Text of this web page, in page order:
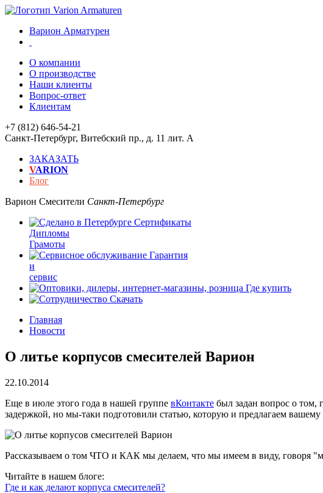
Варион Арматурен
О компании
О производстве
Наши клиенты
Вопрос-ответ
Клиентам
+7 (812) 646-54-21
Санкт-Петербург, Витебский пр., д. 11 лит. А
ЗАКАЗАТЬ
VARION
Блог
Варион Смесители Санкт-Петербург
Сертификаты
Дипломы
Грамоты
Гарантия
и
сервис
Где купить
Скачать
Главная
Новости
О литье корпусов смесителей Варион
22.10.2014
Еще в июле этого года в нашей группе вКонтакте был задан вопрос о том,
задержкой, но мы-таки подготовили статью, которую и предлагаем
Рассказываем о том ЧТО и КАК мы делаем, что мы имеем в виду, говоря
Читайте в нашем блоге:
Где и как делают корпуса смесителей?